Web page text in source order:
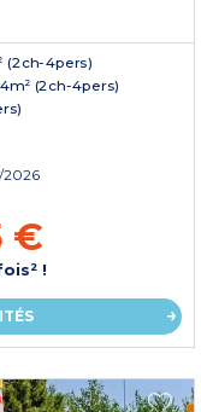
(2ch-4pers)
(2ch-4pers)
€
!